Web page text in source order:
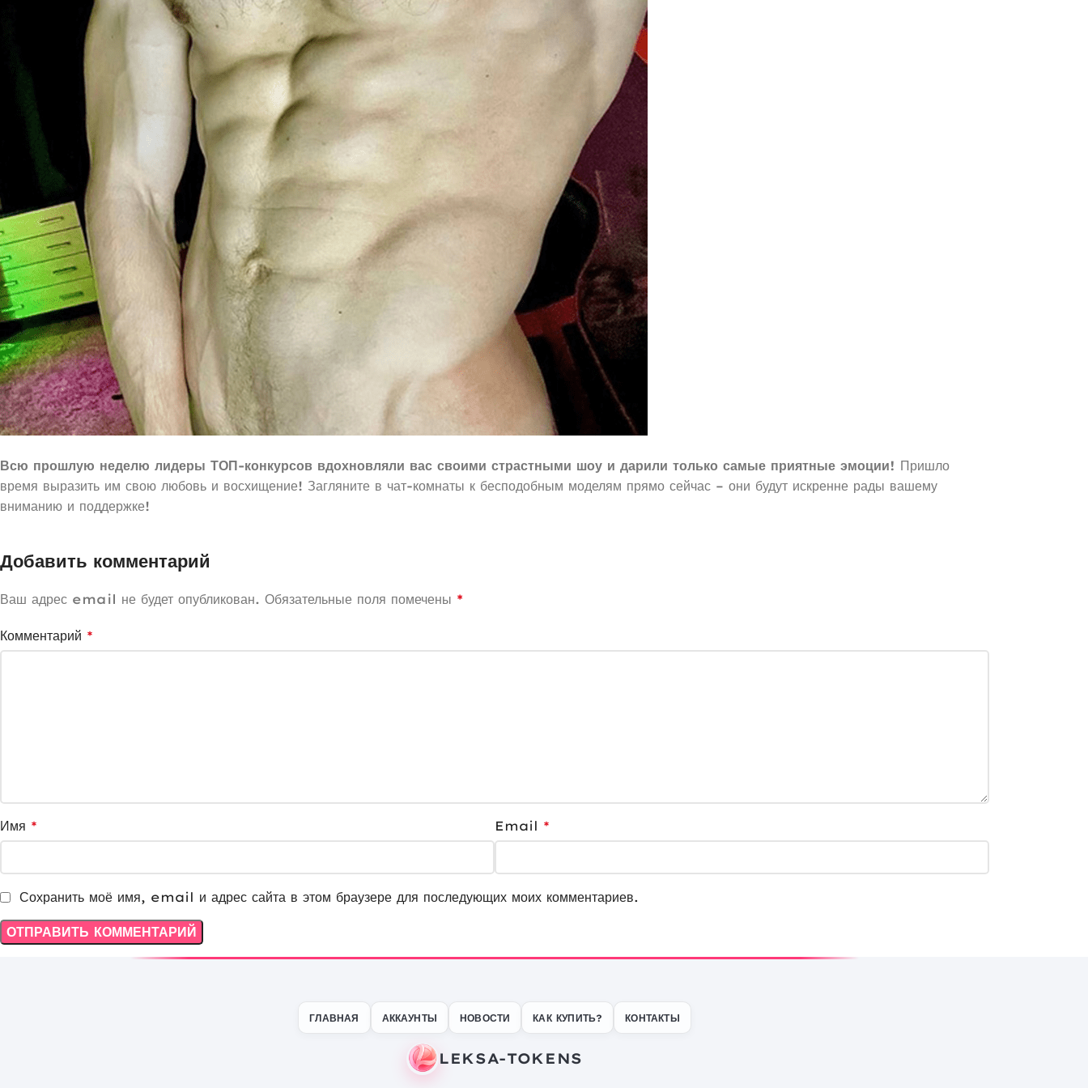
Всю прошлую неделю лидеры ТОП-конкурсов вдохновляли вас своими страстными шоу и дарили только самые приятные эмоции! Пришло
время выразить им свою любовь и восхищение! Загляните в чат-комнаты к бесподобным моделям прямо сейчас – они будут искренне рады вашему
вниманию и поддержке!
Добавить комментарий
Ваш адрес email не будет опубликован. Обязательные поля помечены *
Комментарий *
Имя * Email *
Сохранить моё имя, email и адрес сайта в этом браузере для последующих моих комментариев.
ГЛАВНАЯ АККАУНТЫ НОВОСТИ КАК КУПИТЬ? КОНТАКТЫ